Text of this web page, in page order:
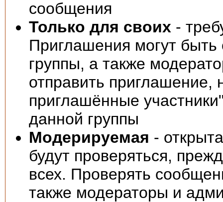
сообщения
Только для своих -
Приглашения могут быть
группы, а также
отправить
приглашённые
данной группы
Модерируемая -
будут проверяться,
всех. Проверять
также модераторы и